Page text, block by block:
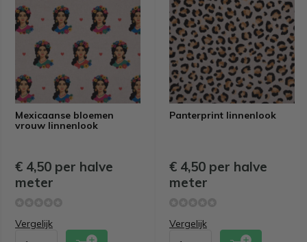
Mexicaanse bloemen
vrouw linnenlook
€ 4,50 per halve
meter
Vergelijk
Panterprint linnenlook
€ 4,50 per halve
meter
Vergelijk